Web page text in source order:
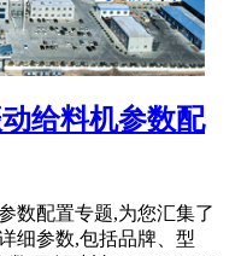
给料机参数配
数配置专题,为您汇集了
细参数,包括品牌、型